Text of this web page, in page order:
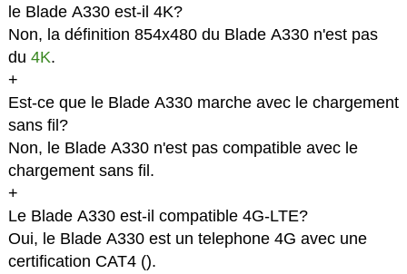
le Blade A330 est-il 4K?
Non, la définition 854x480 du Blade A330 n'est pas
du 4K.
+
Est-ce que le Blade A330 marche avec le chargement
sans fil?
Non, le Blade A330 n'est pas compatible avec le
chargement sans fil.
+
Le Blade A330 est-il compatible 4G-LTE?
Oui, le Blade A330 est un telephone 4G avec une
certification CAT4 ().